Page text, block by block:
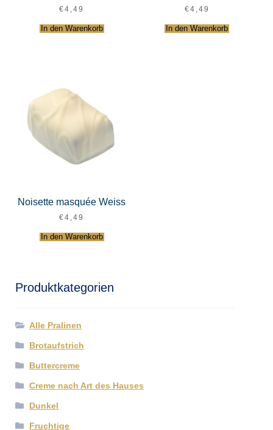
€4,49
In den Warenkorb
€4,49
In den Warenkorb
Noisette masquée Weiss
€4,49
In den Warenkorb
Produktkategorien
Alle Pralinen
Brotaufstrich
Buttercreme
Creme nach Art des Hauses
Dunkel
Fruchtige